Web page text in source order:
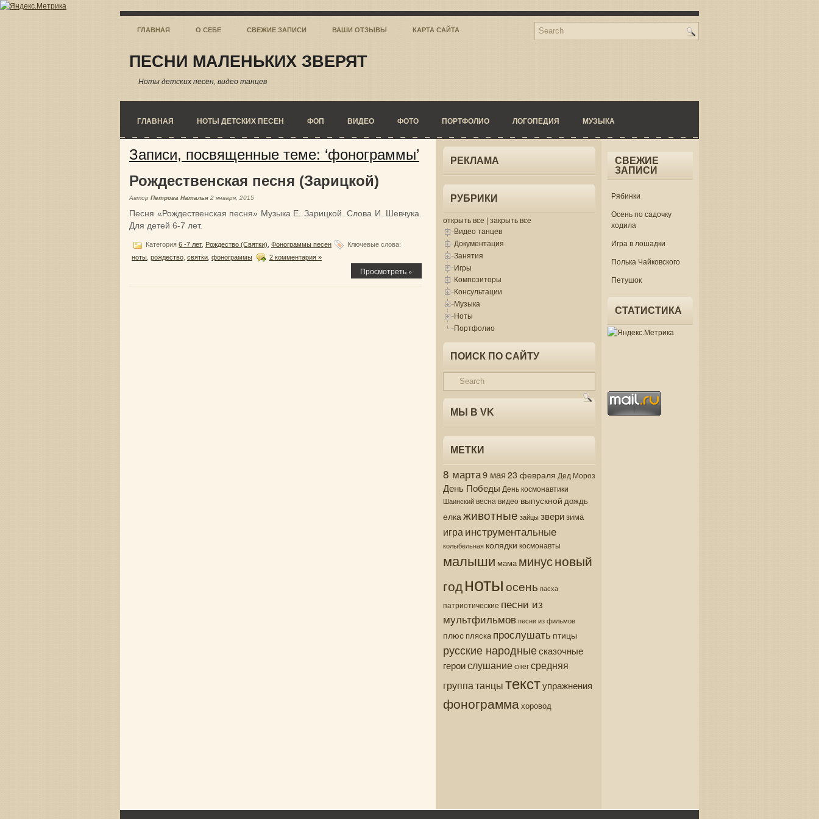
ГЛАВНАЯ О СЕБЕ СВЕЖИЕ ЗАПИСИ ВАШИ ОТЗЫВЫ КАРТА САЙТА
ПЕСНИ МАЛЕНЬКИХ ЗВЕРЯТ
Ноты детских песен, видео танцев
ГЛАВНАЯ НОТЫ ДЕТСКИХ ПЕСЕН ФОП ВИДЕО ФОТО ПОРТФОЛИО ЛОГОПЕДИЯ МУЗЫКА
Записи, посвященные теме: ‘фонограммы’
Рождественская песня (Зарицкой)
Автор Петрова Наталья 2 января, 2015
Песня «Рождественская песня» Музыка Е. Зарицкой. Слова И. Шевчука.
Для детей 6-7 лет.
Категория 6 -7 лет, Рождество (Святки) Фонограммы песен
Ключевые слова:
ноты рождество святки фонограммы 2 комментария »
Просмотреть »
РЕКЛАМА
РУБРИКИ
открыть все | закрыть все
Видео танцев
Документация
Занятия
Игры
Композиторы
Консультации
Музыка
Ноты
Портфолио
ПОИСК ПО САЙТУ
МЫ В VK
МЕТКИ
8 марта9 мая 23 февраля Дед Мороз
День Победы День космонавтики
Шаинскийвесна видео выпускной дождь
елка животные зайцы зверизима
играинструментальные
колыбельная колядки космонавты
малыши мама минусновый
годнотыосень пасха
патриотические песни из
мультфильмов песни из фильмов
плюс пляска прослушать птицы
русские народныесказочные
героислушаниеснегсредняя
группатанцытекступражнения
фонограммахоровод
СВЕЖИЕ
ЗАПИСИ
Рябинки
Осень по садочку
ходила
Игра в лошадки
Полька Чайковского
Петушок
СТАТИСТИКА